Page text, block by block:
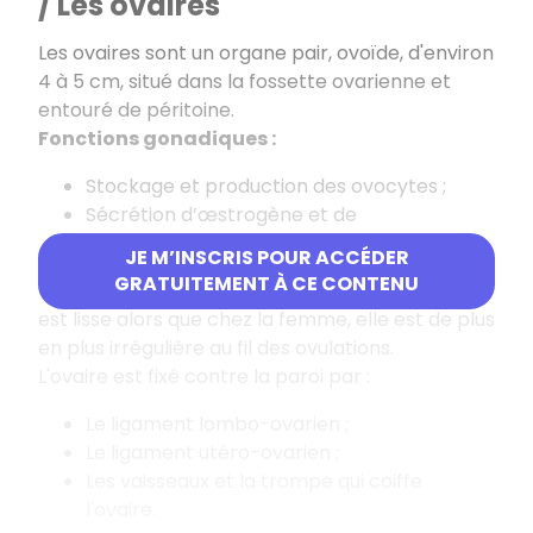
JE M’INSCRIS POUR ACCÉDER
GRATUITEMENT À CE CONTENU
Les ovaires sont un organe pair, ovoïde, d'environ
4 à 5 cm, situé dans la fossette ovarienne et
entouré de péritoine.
Fonctions gonadiques :
Stockage et production des ovocytes ;
Sécrétion d’œstrogène et de
Chez la fille non pubère, la capsule de l’ovaire
est lisse alors que chez la femme, elle est de plus